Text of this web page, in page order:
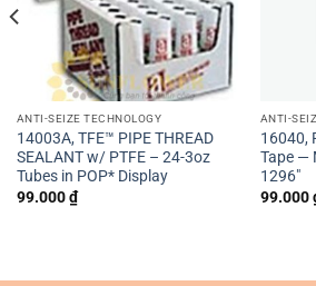
ANTI-SEIZE TECHNOLOGY
14003A, TFE™ PIPE THREAD
SEALANT w/ PTFE – 24-3oz
Tubes in POP* Display
99.000₫
ANTI-
16040,
Tape —
1296″
99.000